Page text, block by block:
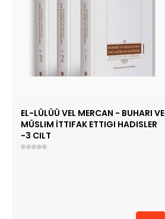
EL-LÜLÜÜ VEL MERCAN - BUHARI VE
MÜSLIM İTTIFAK ETTIGI HADISLER
-3 CILT